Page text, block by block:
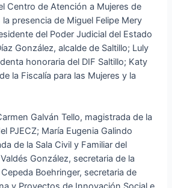
Centro de Atención a Mujeres de
presencia de Miguel Felipe Mery
del Poder Judicial del Estado
González, alcalde de Saltillo; Luly
honoraria del DIF Saltillo; Katy
la Fiscalía para las Mujeres y la
Galván Tello, magistrada de la
PJECZ; María Eugenia Galindo
de la Sala Civil y Familiar del
González, secretaria de la
Boehringer, secretaria de